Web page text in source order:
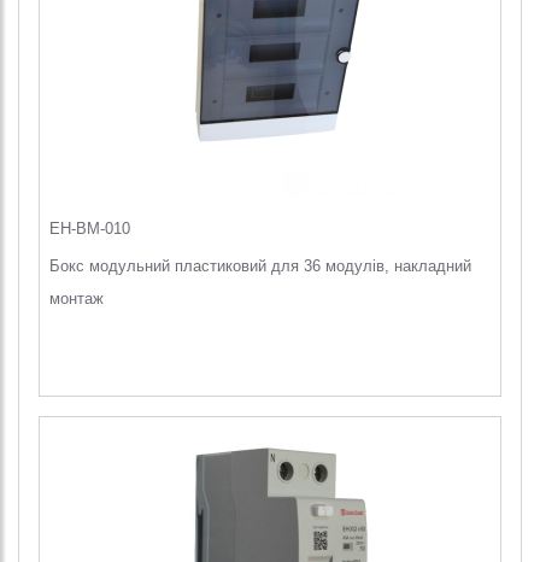
EH-BM-010
Бокс модульний пластиковий для 36 модулів, накладний
монтаж